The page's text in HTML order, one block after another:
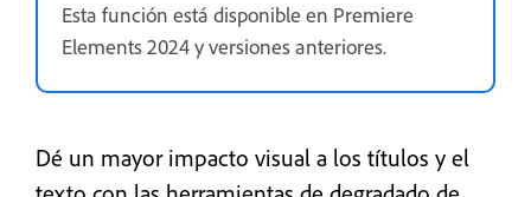
Esta función está disponible en Premiere
Elements 2024 y versiones anteriores.
Dé un mayor impacto visual a los títulos y el